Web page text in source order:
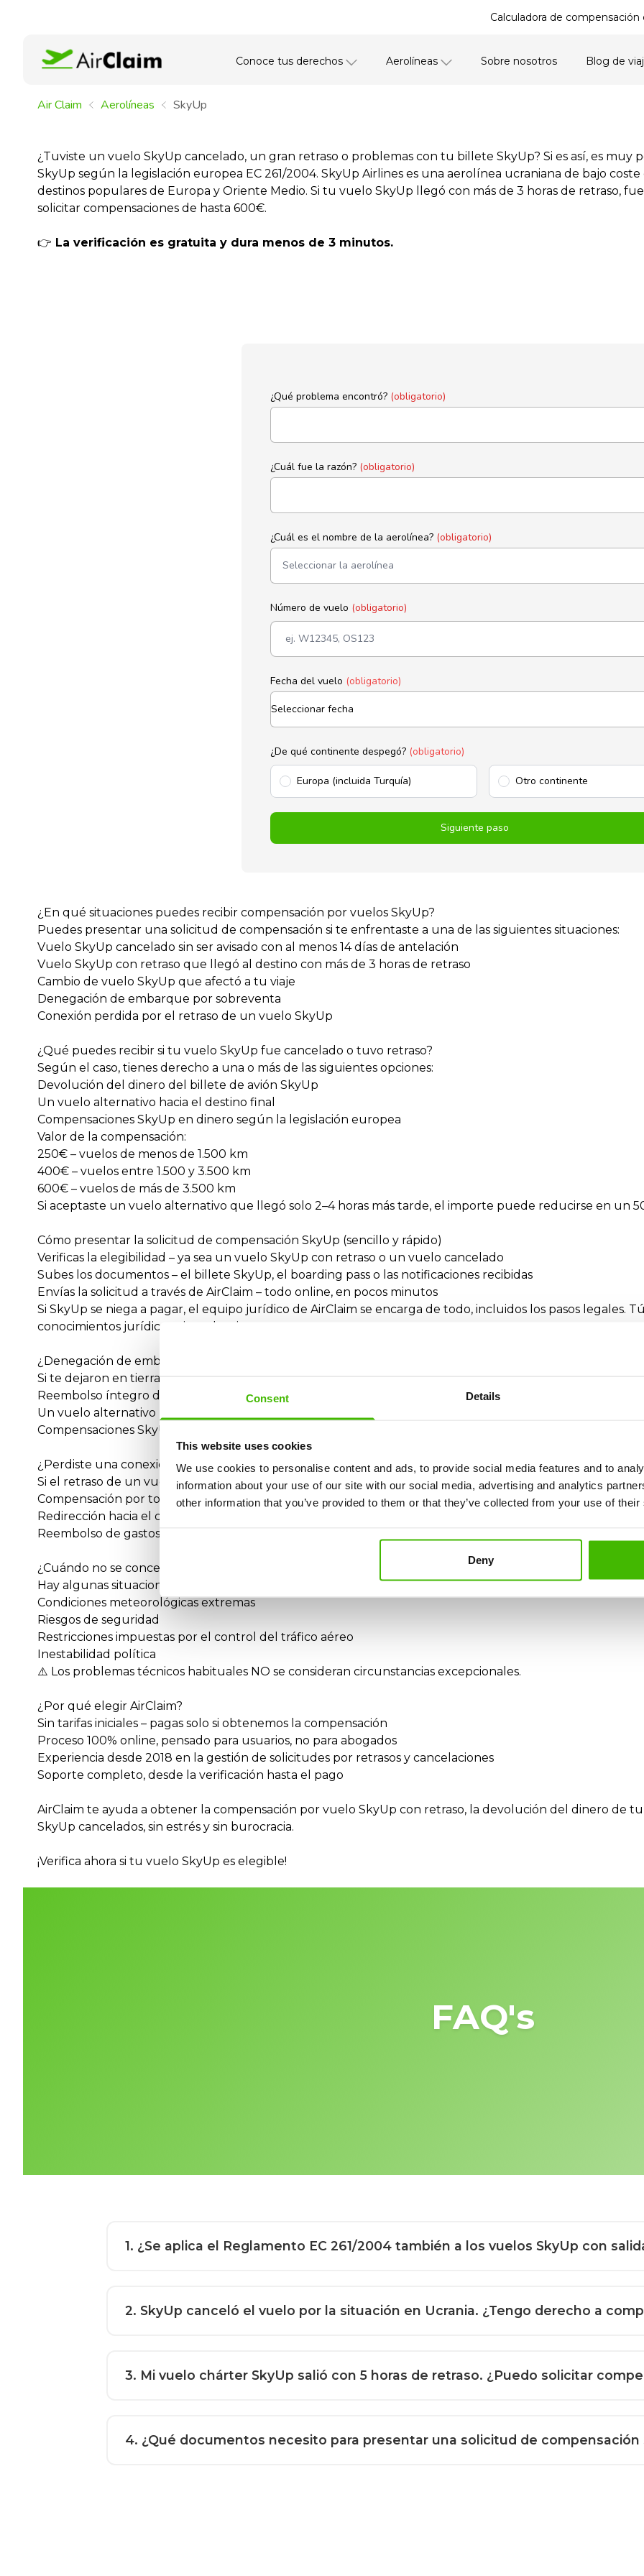
Consent Details
This website uses cookies
We use cookies to personalise content and ads, to provide social media features and to
information about your use of our site with our social media, advertising and analytics
other information that you’ve provided to them or that they’ve collected from your use of
Deny
Calculadora de compensación
Conoce tus derechos Aerolíneas Sobre nosotros Blog de
Air Claim Aerolíneas SkyUp
¿Tuviste un vuelo SkyUp cancelado, un gran retraso o problemas con tu billete SkyUp? Si es así, es muy
SkyUp según la legislación europea EC 261/2004. SkyUp Airlines es una aerolínea ucraniana de bajo
destinos populares de Europa y Oriente Medio. Si tu vuelo SkyUp llegó con más de 3 horas de retraso,
solicitar compensaciones de hasta 600€.
👉 La verificación es gratuita y dura menos de 3 minutos.
¿Qué problema encontró? (obligatorio)
¿Cuál fue la razón? (obligatorio)
¿Cuál es el nombre de la aerolínea? (obligatorio)
Número de vuelo (obligatorio)
Fecha del vuelo (obligatorio)
¿De qué continente despegó? (obligatorio)
Europa (incluida Turquía) Otro continente
Siguiente paso
¿En qué situaciones puedes recibir compensación por vuelos SkyUp?
Puedes presentar una solicitud de compensación si te enfrentaste a una de las siguientes situaciones:
Vuelo SkyUp cancelado sin ser avisado con al menos 14 días de antelación
Vuelo SkyUp con retraso que llegó al destino con más de 3 horas de retraso
Cambio de vuelo SkyUp que afectó a tu viaje
Denegación de embarque por sobreventa
Conexión perdida por el retraso de un vuelo SkyUp
¿Qué puedes recibir si tu vuelo SkyUp fue cancelado o tuvo retraso?
Según el caso, tienes derecho a una o más de las siguientes opciones:
Devolución del dinero del billete de avión SkyUp
Un vuelo alternativo hacia el destino final
Compensaciones SkyUp en dinero según la legislación europea
Valor de la compensación:
250€ – vuelos de menos de 1.500 km
400€ – vuelos entre 1.500 y 3.500 km
600€ – vuelos de más de 3.500 km
Si aceptaste un vuelo alternativo que llegó solo 2–4 horas más tarde, el importe puede reducirse en un
Cómo presentar la solicitud de compensación SkyUp (sencillo y rápido)
Verificas la elegibilidad – ya sea un vuelo SkyUp con retraso o un vuelo cancelado
Subes los documentos – el billete SkyUp, el boarding pass o las notificaciones recibidas
Envías la solicitud a través de AirClaim – todo online, en pocos minutos
Si SkyUp se niega a pagar, el equipo jurídico de AirClaim se encarga de todo, incluidos los pasos legales.
conocimientos jurídicos ni perder tiempo.
¿Denegación de embarque o vuelo SkyUp sobrevendido?
Si te dejaron en tierra por un vuelo SkyUp sobrevendido, tienes derecho legalmente a:
Reembolso íntegro del billete
Un vuelo alternativo
Compensaciones SkyUp de hasta 600€
¿Perdiste una conexión por un retraso de SkyUp?
Si el retraso de un vuelo SkyUp te hizo perder el vuelo de conexión, puedes solicitar:
Compensación por todo el viaje
Redirección hacia el destino final
Reembolso de gastos adicionales (alojamiento, comida, transporte)
¿Cuándo no se conceden compensaciones SkyUp?
Hay algunas situaciones limitadas en las que no se otorga compensación, por ejemplo:
Condiciones meteorológicas extremas
Riesgos de seguridad
Restricciones impuestas por el control del tráfico aéreo
Inestabilidad política
⚠️ Los problemas técnicos habituales NO se consideran circunstancias excepcionales.
¿Por qué elegir AirClaim?
Sin tarifas iniciales – pagas solo si obtenemos la compensación
Proceso 100% online, pensado para usuarios, no para abogados
Experiencia desde 2018 en la gestión de solicitudes por retrasos y cancelaciones
Soporte completo, desde la verificación hasta el pago
AirClaim te ayuda a obtener la compensación por vuelo SkyUp con retraso, la devolución del dinero de
SkyUp cancelados, sin estrés y sin burocracia.
¡Verifica ahora si tu vuelo SkyUp es elegible!
FAQ's
1. ¿Se aplica el Reglamento EC 261/2004 también a los vuelos SkyUp con
2. SkyUp canceló el vuelo por la situación en Ucrania. ¿Tengo derecho a
3. Mi vuelo chárter SkyUp salió con 5 horas de retraso. ¿Puedo solicitar
4. ¿Qué documentos necesito para presentar una solicitud de compensación